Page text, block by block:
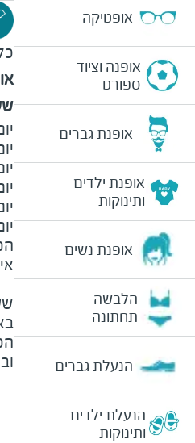
אופטיקה
אופנה וציוד
ספורט
אופנת גברים
אופנת ילדים
ותינוקות
אופנת נשים
הלבשה
תחתונה
הנעלת גברים
הנעלת ילדים
ותינוקות